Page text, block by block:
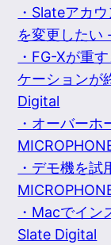
・Slateアカ
を変更したい
・FG-Xが重
ケーションが
Digital
・オーバー
・デモ機を
・Macでイ
Slate Digital